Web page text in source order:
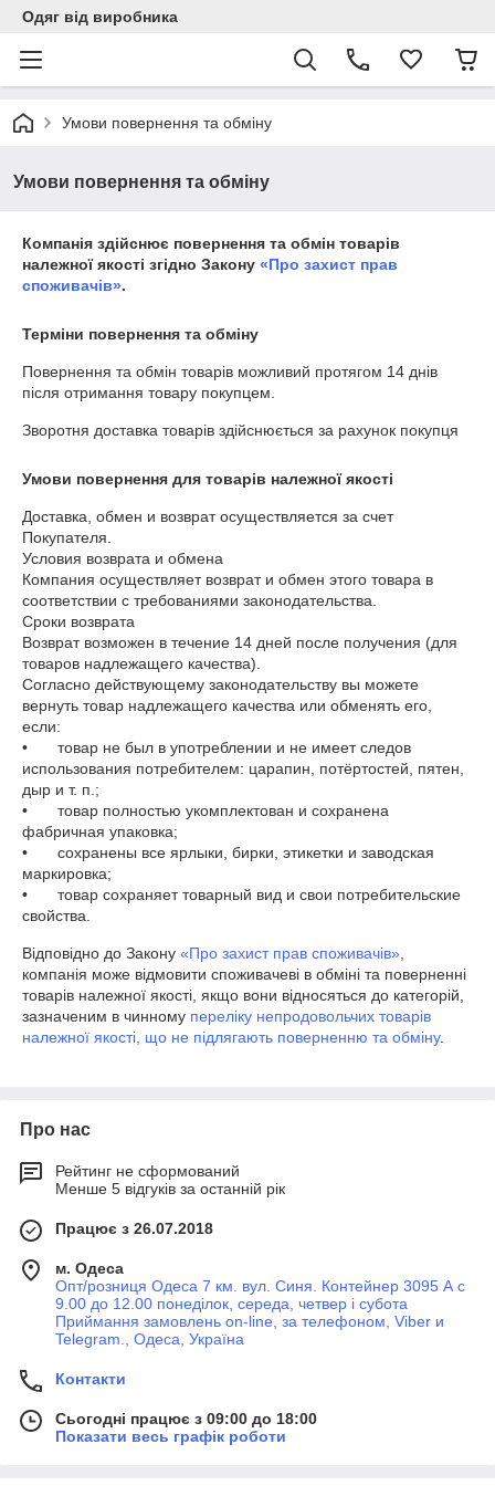
Одяг від виробника
Умови повернення та обміну
Умови повернення та обміну
Компанія здійснює повернення та обмін товарів
належної якості згідно Закону «Про захист прав
споживачів».
Терміни повернення та обміну
Повернення та обмін товарів можливий протягом 14 днів
після отримання товару покупцем.
Зворотня доставка товарів здійснюється за рахунок покупця
Умови повернення для товарів належної якості
Доставка, обмен и возврат осуществляется за счет
Покупателя.
Условия возврата и обмена
Компания осуществляет возврат и обмен этого товара в
соответствии с требованиями законодательства.
Сроки возврата
Возврат возможен в течение 14 дней после получения (для
товаров надлежащего качества).
Согласно действующему законодательству вы можете
вернуть товар надлежащего качества или обменять его,
если:
•	товар не был в употреблении и не имеет следов
использования потребителем: царапин, потёртостей, пятен,
дыр и т. п.;
•	товар полностью укомплектован и сохранена
фабричная упаковка;
•	сохранены все ярлыки, бирки, этикетки и заводская
маркировка;
•	товар сохраняет товарный вид и свои потребительские
свойства.
Відповідно до Закону «Про захист прав споживачів»
компанія може відмовити споживачеві в обміні та поверненні
товарів належної якості, якщо вони відносяться до категорій,
зазначеним в чинному переліку непродовольчих товарів
належної якості, що не підлягають поверненню та обміну.
Про нас
Рейтинг не сформований
Менше 5 відгуків за останній рік
Працює з 26.07.2018
м. Одеса
Опт/розниця Одеса 7 км. вул. Синя. Контейнер 3095 А с
9.00 до 12.00 понеділок, середа, четвер і субота
Приймання замовлень on-line, за телефоном, Viber и
Telegram., Одеса, Україна
Контакти
Сьогодні працює з 09:00 до 18:00
Показати весь графік роботи